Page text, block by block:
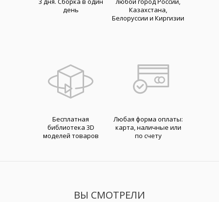
день
Казахстана,
Белоруссии и Киргизии
Бесплатная
библиотека 3D
моделей товаров
Любая форма оплаты:
карта, наличные или
по счету
ВЫ СМОТРЕЛИ